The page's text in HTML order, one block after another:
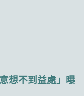
想不到益處」曝